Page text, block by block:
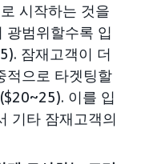
시작하는 것을
광범위할수록 입
잠재고객이 더
적으로 타겟팅할
이를 입
기타 잠재고객의